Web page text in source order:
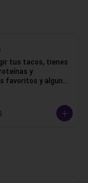
tus tacos, tienes
y
favoritos y algunos